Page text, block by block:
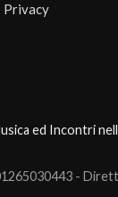
Privacy
ed Incontri
-